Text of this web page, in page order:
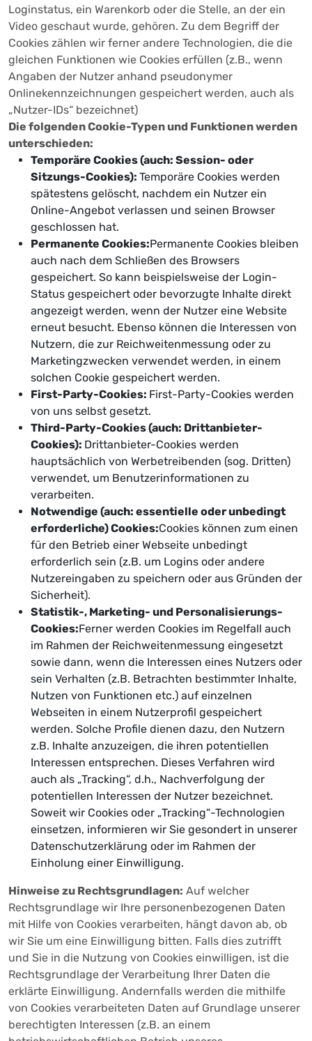
Loginstatus, ein Warenkorb oder die Stelle, an der ein
Video geschaut wurde, gehören. Zu dem Begriff der
Cookies zählen wir ferner andere Technologien, die die
gleichen Funktionen wie Cookies erfüllen (z.B., wenn
Angaben der Nutzer anhand pseudonymer
Onlinekennzeichnungen gespeichert werden, auch als
„Nutzer-IDs“ bezeichnet)
Die folgenden Cookie-Typen und Funktionen werden
unterschieden:
Temporäre Cookies (auch: Session- oder
Sitzungs-Cookies): Temporäre Cookies werden
spätestens gelöscht, nachdem ein Nutzer ein
Online-Angebot verlassen und seinen Browser
geschlossen hat.
Permanente Cookies:Permanente Cookies bleiben
auch nach dem Schließen des Browsers
gespeichert. So kann beispielsweise der Login-
Status gespeichert oder bevorzugte Inhalte direkt
angezeigt werden, wenn der Nutzer eine Website
erneut besucht. Ebenso können die Interessen von
Nutzern, die zur Reichweitenmessung oder zu
Marketingzwecken verwendet werden, in einem
solchen Cookie gespeichert werden.
First-Party-Cookies: First-Party-Cookies werden
von uns selbst gesetzt.
Third-Party-Cookies (auch: Drittanbieter-
Cookies): Drittanbieter-Cookies werden
hauptsächlich von Werbetreibenden (sog. Dritten)
verwendet, um Benutzerinformationen zu
verarbeiten.
Notwendige (auch: essentielle oder unbedingt
erforderliche) Cookies:Cookies können zum einen
für den Betrieb einer Webseite unbedingt
erforderlich sein (z.B. um Logins oder andere
Nutzereingaben zu speichern oder aus Gründen der
Sicherheit).
Statistik-, Marketing- und Personalisierungs-
Cookies:Ferner werden Cookies im Regelfall auch
im Rahmen der Reichweitenmessung eingesetzt
sowie dann, wenn die Interessen eines Nutzers oder
sein Verhalten (z.B. Betrachten bestimmter Inhalte,
Nutzen von Funktionen etc.) auf einzelnen
Webseiten in einem Nutzerprofil gespeichert
werden. Solche Profile dienen dazu, den Nutzern
z.B. Inhalte anzuzeigen, die ihren potentiellen
Interessen entsprechen. Dieses Verfahren wird
auch als „Tracking“, d.h., Nachverfolgung der
potentiellen Interessen der Nutzer bezeichnet.
Soweit wir Cookies oder „Tracking“-Technologien
einsetzen, informieren wir Sie gesondert in unserer
Datenschutzerklärung oder im Rahmen der
Einholung einer Einwilligung.
Hinweise zu Rechtsgrundlagen: Auf welcher
Rechtsgrundlage wir Ihre personenbezogenen Daten
mit Hilfe von Cookies verarbeiten, hängt davon ab, ob
wir Sie um eine Einwilligung bitten. Falls dies zutrifft
und Sie in die Nutzung von Cookies einwilligen, ist die
Rechtsgrundlage der Verarbeitung Ihrer Daten die
erklärte Einwilligung. Andernfalls werden die mithilfe
von Cookies verarbeiteten Daten auf Grundlage unserer
berechtigten Interessen (z.B. an einem